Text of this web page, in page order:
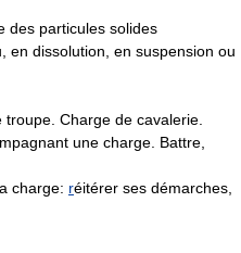
des particules solides
en dissolution, en suspension ou
Charge de cavalerie.
une charge. Battre,
charge: réitérer ses démarches,